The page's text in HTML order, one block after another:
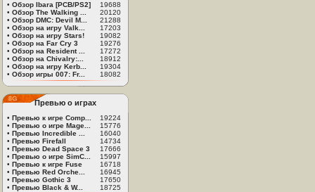
• Обзор Ibara [PCB/PS2]
19688
• Обзор The Walking ...
20120
• Обзор DMC: Devil M...
21288
• Обзор на игру Valk...
17203
• Обзор на игру Stars!
19082
• Обзор на Far Cry 3
19276
• Обзор на Resident ...
17272
• Обзор на Chivalry:...
18912
• Обзор на игру Kerb...
19304
• Обзор игры 007: Fr... 18082
Превью о играх
• Превью к игре Comp...
19224
• Превью о игре Mage...
15776
• Превью Incredible ...
16040
• Превью Firefall
14734
• Превью Dead Space 3
17666
• Превью о игре SimC...
15997
• Превью к игре Fuse
16718
• Превью Red Orche...
16945
• Превью Gothic 3
17650
• Превью Black & W... 18725